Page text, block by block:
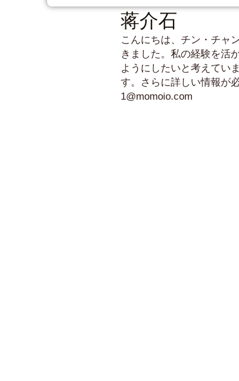
蒋介石
こんにちは、チン・チャ
きました。私の経験を活
ようにしたいと考えてい
す。さらに詳しい情報が
1@momoio.com